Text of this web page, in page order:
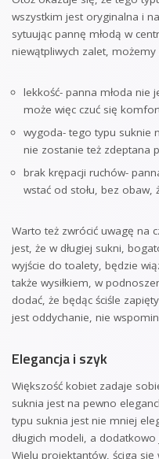
wszystkim jest oryginalna i
sytuując pannę młodą w
niewątpliwych zalet, możemy
lekkość- panna młoda nie
może więc czuć się
wygoda- tego typu suknie
nie zostanie też zdeptana
brak krępacji ruchów-
wstać od stołu, bez obaw,
Warto też zwrócić uwagę na
jest, że w długiej sukni,
wyjście do toalety, będzie
także wysiłkiem, w
dodać, że będąc ściśle
jest oddychanie, nie
Elegancja i szyk
Większość kobiet zadaje
suknia jest na pewno
typu suknia jest nie mniej
długich modeli, a
Wielu projektantów, ściga